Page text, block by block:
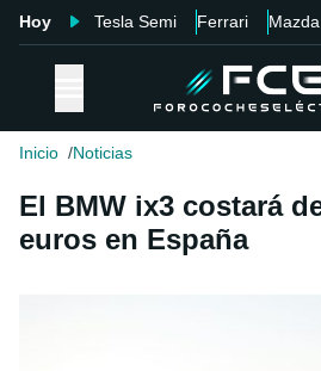
Hoy Tesla Semi Ferrari Mazda
Inicio Noticias
El BMW ix3 costará
euros en España